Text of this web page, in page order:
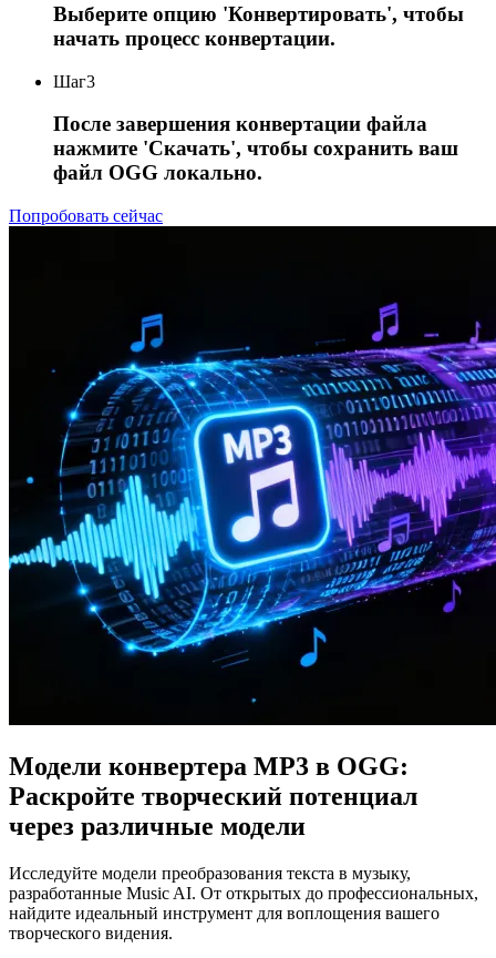
Выберите опцию 'Конвертировать', чтобы
начать процесс конвертации.
Шаг3
После завершения конвертации файла
нажмите 'Скачать', чтобы сохранить ваш
файл OGG локально.
Попробовать сейчас
Модели конвертера MP3 в OGG:
Раскройте творческий потенциал
через различные модели
Исследуйте модели преобразования текста в музыку,
разработанные Music AI. От открытых до профессиональных,
найдите идеальный инструмент для воплощения вашего
творческого видения.